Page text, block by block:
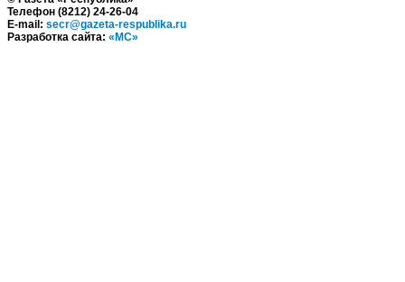
Телефон (8212) 24-26-04
E-mail: secr@gazeta-respublika.ru
Разработка сайта: «МС»